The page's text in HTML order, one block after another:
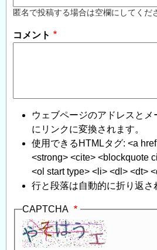
匿名で投稿する場合は空欄にしてくだ
コメント
ウェブページのアドレスと
にリンクに変換されます。
使用できるHTMLタグ: <a
<strong> <cite> <blockquote
<ol start type> <li> <dl> <dt>
行と段落は自動的に折り返さ
CAPTCHA